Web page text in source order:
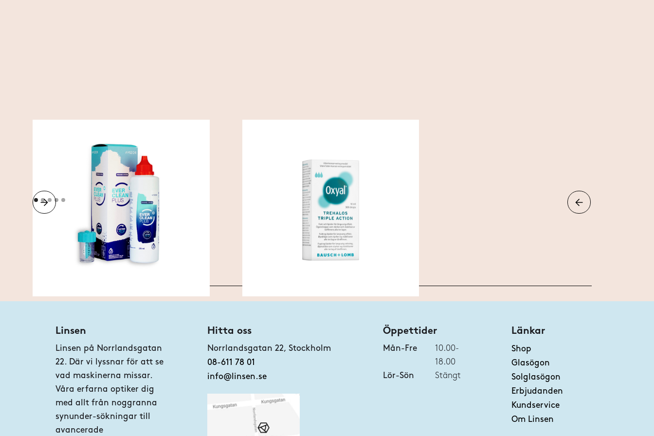
Linsvätska
Linsen
Linsen på Norrlandsgatan
22. Där vi lyssnar för att se
vad maskinerna missar.
Våra erfarna optiker dig
med allt från noggranna
synunder-sökningar till
avancerade
Hitta oss
Norrlandsgatan 22, Stockholm
08-611 78 01
info@linsen.se
Öppettider
Mån-Fre
10.00-
18.00
Lör-Sön
Stängt
Länkar
Shop
Glasögon
Solglasögon
Erbjudanden
Kundservice
Om Linsen